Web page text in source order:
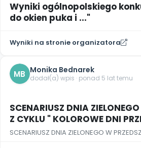
Wyniki ogólnopolskiego
do okien puka i ..."
Wyniki na stronie organizatora
MB Monika Bednarek
dodał(a) wpis · ponad 5 lat temu
SCENARIUSZ DNIA
Z CYKLU " KOLOROWE DNI
SCENARIUSZ DNIA ZIELONEGO W